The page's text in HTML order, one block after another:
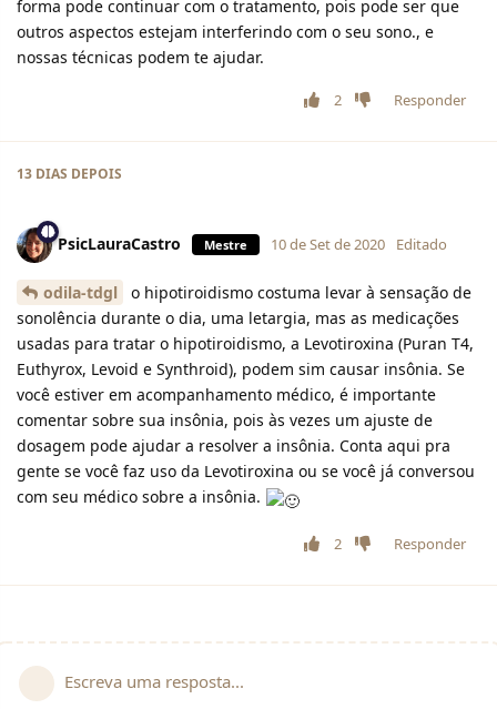
forma pode continuar com o tratamento, pois pode ser que
outros aspectos estejam interferindo com o seu sono., e
nossas técnicas podem te ajudar.
2 Responder
13 DIAS DEPOIS
PsicLauraCastro Mestre 10 de Set de 2020 Editado
odila-tdgl
o hipotiroidismo costuma levar à sensação de
sonolência durante o dia, uma letargia, mas as medicações
usadas para tratar o hipotiroidismo, a Levotiroxina (Puran T4,
Euthyrox, Levoid e Synthroid), podem sim causar insônia. Se
você estiver em acompanhamento médico, é importante
comentar sobre sua insônia, pois às vezes um ajuste de
dosagem pode ajudar a resolver a insônia. Conta aqui pra
gente se você faz uso da Levotiroxina ou se você já conversou
com seu médico sobre a insônia.
2 Responder
Escreva uma resposta...